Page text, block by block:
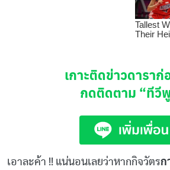
เกาะติดข่าวดาราก่
กดติดตาม “ทีวี
เอาละค้า !! แน่นอนเลยว่าหากกิจวัตรก